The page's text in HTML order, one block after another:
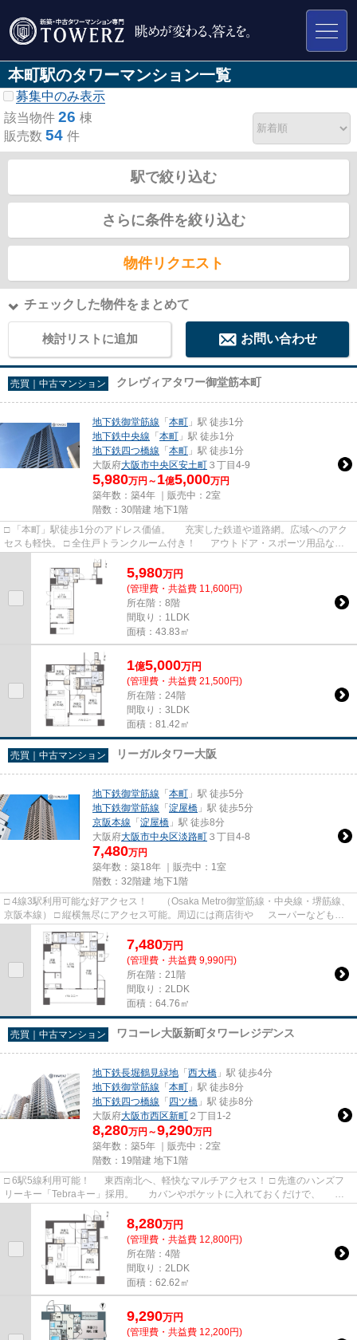
本町駅のタワーマンション一覧
募集中のみ表示
該当物件 26 棟
販売数 54 件
駅で絞り込む
さらに条件を絞り込む
物件リクエスト
チェックした物件をまとめて
検討リストに追加 お問い合わせ
売買｜中古マンション クレヴィアタワー御堂筋本町
地下鉄御堂筋線 「 本町 」駅 徒歩1分
地下鉄中央線 「 本町 」駅 徒歩1分
地下鉄四つ橋線 「 本町 」駅 徒歩1分
大阪府大阪市中央区安土町 ３丁目4-9
5,980万円～ 1億5,000万円
築年数：築4年 ｜販売中： 2室
階数：30階建 地下1階
□ 「本町」駅徒歩1分のアドレス価値。 充実した鉄道や道路網。広域へのアク
セスも軽快。 □ 全住戸トランクルーム付き！ アウトドア・スポーツ用品など
屋外で使う物の収納に...
5,980万円
(管理費・共益費 11,600円)
所在階：8階
間取り：1LDK
面積：43.83㎡
1億5,000万円
(管理費・共益費 21,500円)
所在階：24階
間取り：3LDK
面積：81.42㎡
売買｜中古マンション リーガルタワー大阪
地下鉄御堂筋線 「 本町 」駅 徒歩5分
地下鉄御堂筋線 「 淀屋橋 」駅 徒歩5分
京阪本線 「 淀屋橋 」駅 徒歩8分
大阪府大阪市中央区淡路町 ３丁目4-8
7,480万円
築年数：築18年 ｜販売中： 1室
階数：32階建 地下1階
□ 4線3駅利用可能な好アクセス！ （Osaka Metro御堂筋線・中央線・堺筋線、
京阪本線） □ 縦横無尽にアクセス可能。周辺には商店街や スーパーなども揃
7,480万円
(管理費・共益費 9,990円)
所在階：21階
間取り：2LDK
面積：64.76㎡
売買｜中古マンション ワコーレ大阪新町タワーレジデンス
地下鉄長堀鶴見緑地 「 西大橋 」駅 徒歩4分
地下鉄御堂筋線 「 本町 」駅 徒歩8分
地下鉄四つ橋線 「 四ツ橋 」駅 徒歩8分
大阪府大阪市西区新町 ２丁目1-2
8,280万円～9,290万円
築年数：築5年 ｜販売中： 2室
階数：19階建 地下1階
□ 6駅5線利用可能！ 東西南北へ、軽快なマルチアクセス！ □ 先進のハンズフ
リーキー「Tebraキー」採用。 カバンやポケットに入れておくだけで、 メ
8,280万円
(管理費・共益費 12,800円)
所在階：4階
間取り：2LDK
面積：62.62㎡
9,290万円
(管理費・共益費 12,200円)